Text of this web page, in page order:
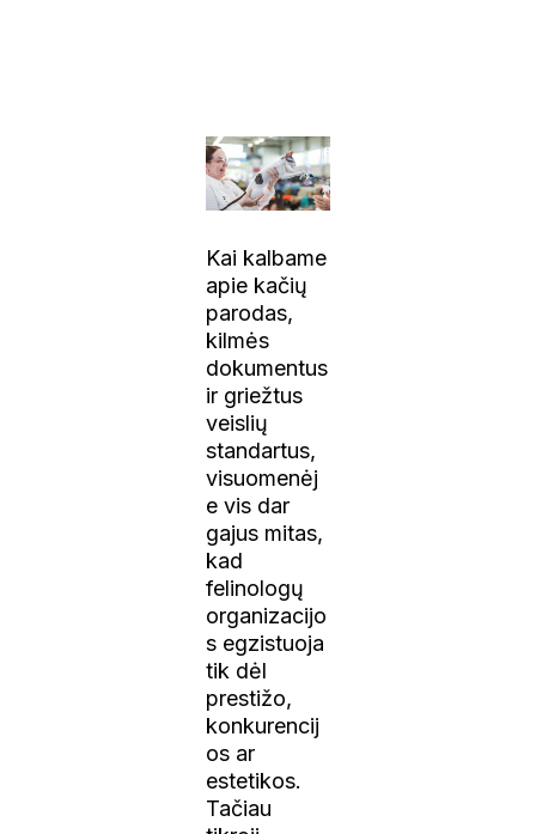
Kai kalbame
apie kačių
parodas,
kilmės
dokumentus
ir griežtus
veislių
standartus,
visuomenėj
e vis dar
gajus mitas,
kad
felinologų
organizacijo
s egzistuoja
tik dėl
prestižo,
konkurencij
os ar
estetikos.
Tačiau